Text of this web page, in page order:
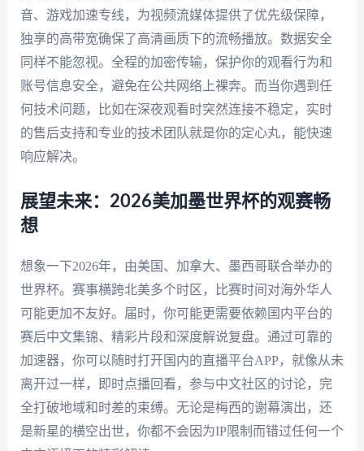
音、游戏加速专线，为视频流媒体提供了优先级保障，
独享的高带宽确保了高清画质下的流畅播放。数据安全
同样不能忽视。全程的加密传输，保护你的观看行为和
账号信息安全，避免在公共网络上裸奔。而当你遇到任
何技术问题，比如在深夜观看时突然连接不稳定，实时
的售后支持和专业的技术团队就是你的定心丸，能快速
响应解决。
展望未来：2026美加墨世界杯的观赛畅
想
想象一下2026年，由美国、加拿大、墨西哥联合举办的
世界杯。赛事横跨北美多个时区，比赛时间对海外华人
可能更加不友好。届时，你可能更需要依赖国内平台的
赛后中文集锦、精彩片段和深度解说复盘。通过可靠的
加速器，你可以随时打开国内的直播平台APP，就像从未
离开过一样，即时点播回看，参与中文社区的讨论，完
全打破地域和时差的束缚。无论是梅西的谢幕演出，还
是新星的横空出世，你都不会因为IP限制而错过任何一个